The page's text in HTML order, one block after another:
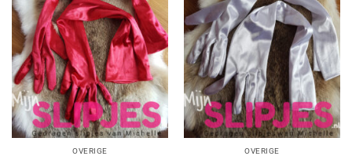
toevoegen
OVERIGE
toevoegen
OVERIGE